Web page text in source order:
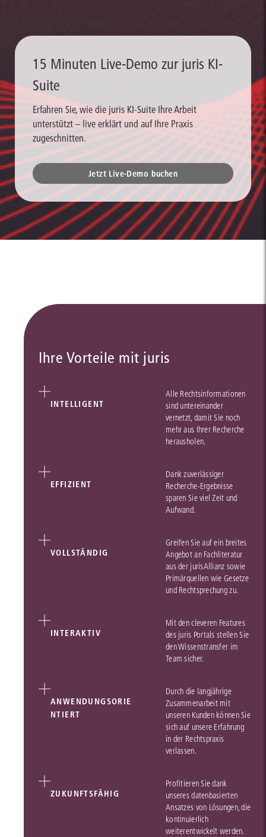
15 Minuten Live-Demo zur juris KI-
Suite
Erfahren Sie, wie die juris KI-Suite Ihre Arbeit
unterstützt – live erklärt und auf Ihre Praxis
zugeschnitten.
Jetzt Live-Demo buchen
Ihre Vorteile mit juris
INTELLIGENT
Alle Rechtsinformationen
sind untereinander
vernetzt, damit Sie noch
mehr aus Ihrer Recherche
herausholen.
EFFIZIENT
Dank zuverlässiger
Recherche-Ergebnisse
sparen Sie viel Zeit und
Aufwand.
VOLLSTÄNDIG
Greifen Sie auf ein breites
Angebot an Fachliteratur
aus der jurisAllianz sowie
Primärquellen wie Gesetze
und Rechtsprechung zu.
INTERAKTIV
Mit den cleveren Features
des juris Portals stellen Sie
den Wissenstransfer im
Team sicher.
ANWENDUNGSORIE
NTIERT
Durch die langjährige
Zusammenarbeit mit
unseren Kunden können Sie
sich auf unsere Erfahrung
in der Rechtspraxis
verlassen.
ZUKUNFTSFÄHIG
Profitieren Sie dank
unseres datenbasierten
Ansatzes von Lösungen, die
kontinuierlich
weiterentwickelt werden.